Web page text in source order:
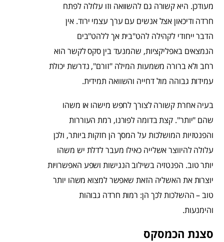
מעודכן. היא קשורה גם להשוואה וזו עלולה לפתח
חרדה ודיכאון אצל אנשים עם ערך עצמי ירוד. אין
הדבר ייחודי לקהילה להט"בית אך ללהט"בים
הנמצאים באפליקציות, שהמנעד בין סקס לקשר הוא
רחב ולא ברורה משמעות המילה "זורם", נדרשת יכולת
עמידות גבוהה מול דחייה והשוואה תמידית.
בעיה אחרת קשורה לצורך לחפש מישהו או משהו
שהם "יותר". קצת בדומה לפורנו, רמת העוררות
והפנטזיות המושלכות על המסך הן חזקות ביותר, ולכן
עלולה להיווצר אשלייה כאילו מעבר לדלת יש משהו
יותר טוב. הפנטזיה בשילוב הנגישות ושפע האפשרויות
יוצרות את האשליה הזאת שאפשר למצוא משהו יותר
טוב – ההשלכות לכך הן: רמות חרדה גבוהות
והימנעות.
סצנת הכמסקס